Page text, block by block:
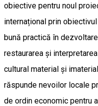
obiective pentru noul
internațional prin
bună practică în
restaurarea și
cultural material și
răspunde nevoilor locale
de ordin economic pentru